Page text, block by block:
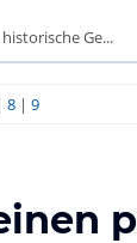
Ge...
8| 9